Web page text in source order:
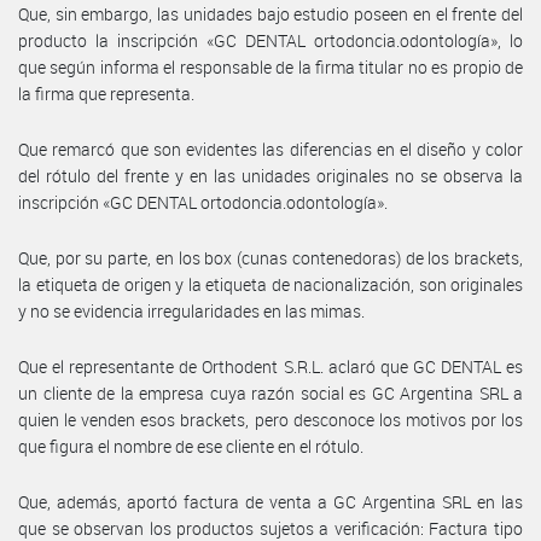
Que, sin embargo, las unidades bajo estudio poseen en el frente del
producto la inscripción «GC DENTAL ortodoncia.odontología», lo
que según informa el responsable de la firma titular no es propio de
la firma que representa.
Que remarcó que son evidentes las diferencias en el diseño y color
del rótulo del frente y en las unidades originales no se observa la
inscripción «GC DENTAL ortodoncia.odontología».
Que, por su parte, en los box (cunas contenedoras) de los brackets,
la etiqueta de origen y la etiqueta de nacionalización, son originales
y no se evidencia irregularidades en las mimas.
Que el representante de Orthodent S.R.L. aclaró que GC DENTAL es
un cliente de la empresa cuya razón social es GC Argentina SRL a
quien le venden esos brackets, pero desconoce los motivos por los
que figura el nombre de ese cliente en el rótulo.
Que, además, aportó factura de venta a GC Argentina SRL en las
que se observan los productos sujetos a verificación: Factura tipo